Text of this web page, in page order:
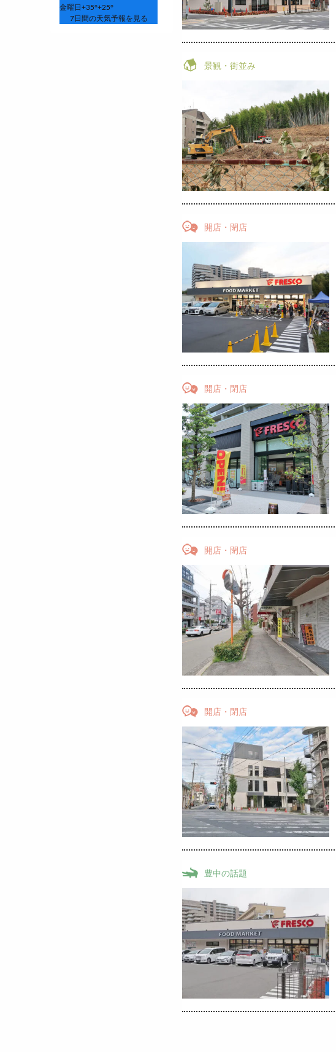
景観・街並み
開店・閉店
開店・閉店
開店・閉店
開店・閉店
豊中の話題
金曜日 +35°+25°
7日間の天気予報を見る